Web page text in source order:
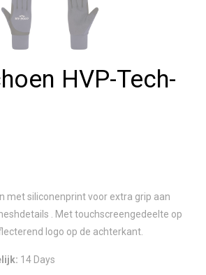
HVP-Tech-
met siliconenprint voor extra grip aan
. Met touchscreengedeelte op
logo op de achterkant.
14 Days